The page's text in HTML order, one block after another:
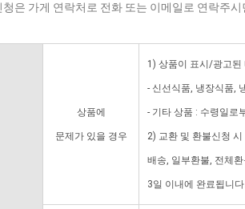
청은 가게 연락처로 전화 또는 이메일로 연락주
상품에
문제가 있을 경우
1) 상품이 표시/광고된
- 신선식품, 냉장식품,
- 기타 상품 : 수령일로
2) 교환 및 환불신청
배송, 일부환불, 전체
3일 이내에 완료됩니